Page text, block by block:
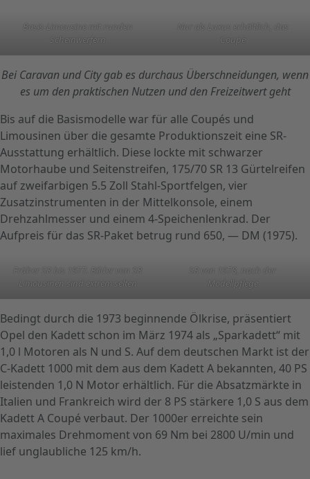
Basis-Limousine mit runden
Scheinwerfern
Nur als Luxus erhältlich, das
Coupé
Bei Caravan und City gab es durchaus Überschneidungen, wenn
es um den praktischen Nutzen und den Freizeitwert geht
Bis auf die Basismodelle war für alle Coupés und
Limousinen über die gesamte Produktionszeit eine SR-
Ausstattung erhältlich. Diese lockte mit schwarzer
Motorhaube und Seitenstreifen, 175/70 SR 13 Gürtelreifen
auf zweifarbigen 5.5 Zoll Stahl-Sportfelgen, vier
Zusatzinstrumenten in der Mittelkonsole, einem
Drehzahlmesser und einem 4-Speichenlenkrad. Der
Aufpreis für das SR-Paket betrug rund 650, — DM (1975).
Früher SR bis 1977. Bilder von SR
Limousinen sind extrem selten
SR von 1978, nach der
Modellpflege
Bedingt durch die 1973 beginnende Ölkrise, präsentiert
Opel den Kadett schon im März 1974 als „Sparkadett“ mit
1,0 l Motoren als N und S. Auf dem deutschen Markt ist der
C-Kadett 1000 mit dem aus dem Kadett A bekannten, 40 PS
leistenden 1,0 N Motor erhältlich. Für die Absatzmärkte in
Italien und Frankreich wird der 8 PS stärkere 1,0 S aus dem
Kadett A Coupé verbaut. Der 1000er erreichte sein
maximales Drehmoment von 69 Nm bei 2800 U/min und
lief unglaubliche 125 km/h.